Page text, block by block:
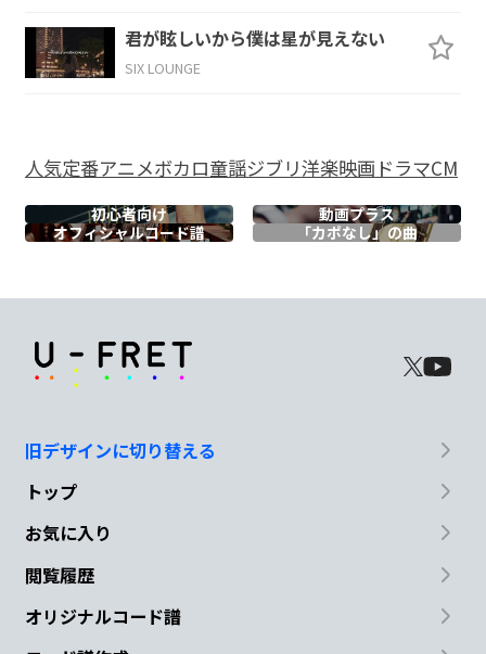
気づい てる だ けどノーリアクショ
同じ 授業とって るってこと がボク
ラ
Am
の
D N.C
Cmaj7 D Bm
シャーペ ン トン
君が眩しいから僕は星が見えない
SIX LOUNGE
人気定番アニメボカロ童謡ジブリ洋楽映画ドラマCM
初心者向け
動画プラス
オフィシャルコード譜 「カポなし」の曲
旧デザインに切り替える
トップ
お気に入り
閲覧履歴
オリジナルコード譜